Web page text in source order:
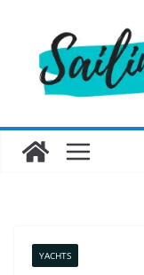
contenu
YACHTS